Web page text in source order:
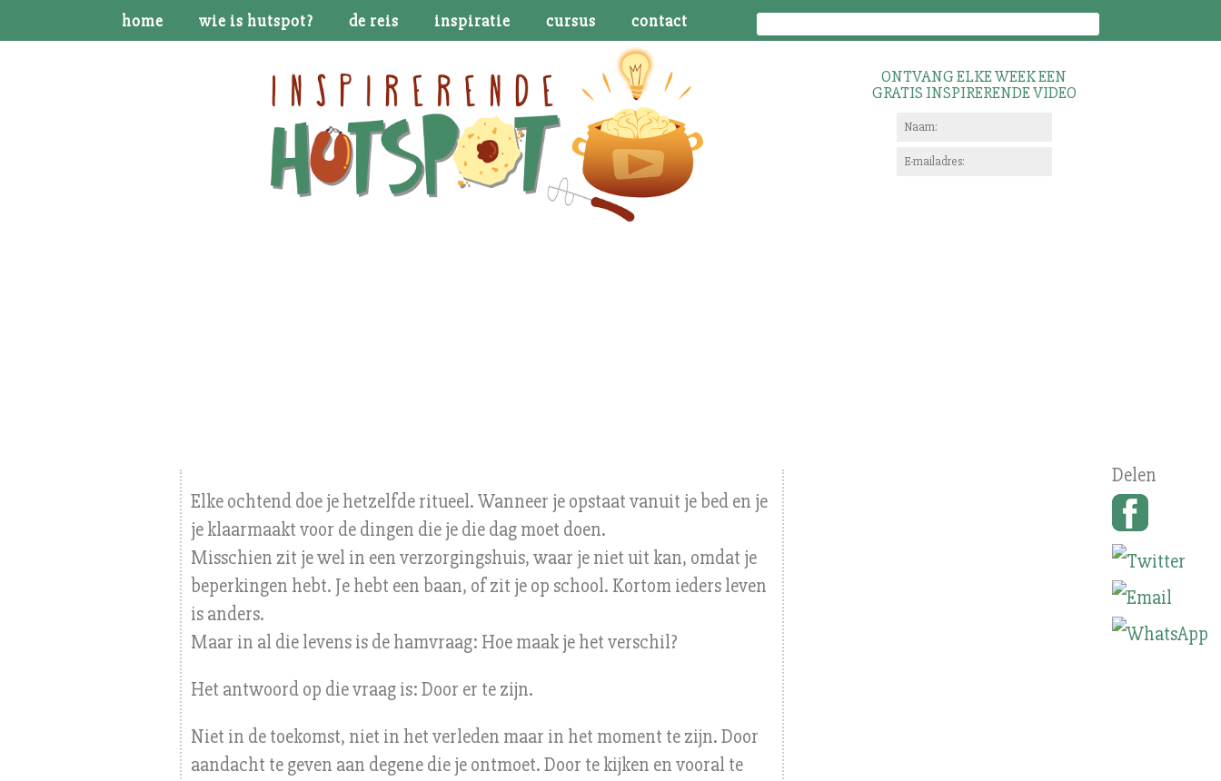
home wie is hutspot? de reis inspiratie cursus contact
ONTVANG ELKE WEEK EEN
GRATIS INSPIRERENDE VIDEO
Elke ochtend doe je hetzelfde ritueel. Wanneer je opstaat vanuit je bed en je
je klaarmaakt voor de dingen die je die dag moet doen.
Misschien zit je wel in een verzorgingshuis, waar je niet uit kan, omdat je
beperkingen hebt. Je hebt een baan, of zit je op school. Kortom ieders leven
is anders.
Maar in al die levens is de hamvraag: Hoe maak je het verschil?
Het antwoord op die vraag is: Door er te zijn.
Niet in de toekomst, niet in het verleden maar in het moment te zijn. Door
aandacht te geven aan degene die je ontmoet. Door te kijken en vooral te